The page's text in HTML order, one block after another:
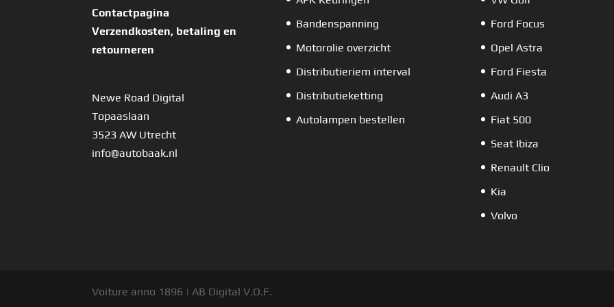
Contactpagina
Verzendkosten, betaling en
retourneren
Newe Road Digital
Topaaslaan
3523 AW Utrecht
info@autobaak.nl
Bandenspanning
Motorolie overzicht
Distributieriem interval
Distributieketting
Autolampen bestellen
Ford Focus
Opel Astra
Ford Fiesta
Audi A3
Fiat 500
Seat Ibiza
Renault Clio
Kia
Volvo
Voiture anno 1896 | AB Digital V.O.F.